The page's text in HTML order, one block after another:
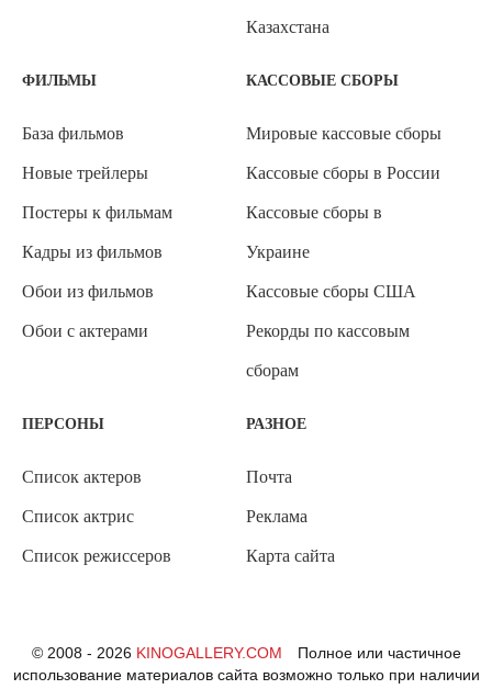
Казахстана
ФИЛЬМЫ
База фильмов
Новые трейлеры
Постеры к фильмам
Кадры из фильмов
Обои из фильмов
Обои с актерами
КАССОВЫЕ СБОРЫ
Мировые кассовые сборы
Кассовые сборы в России
Кассовые сборы в
Украине
Кассовые сборы США
Рекорды по кассовым
сборам
ПЕРСОНЫ
Список актеров
Список актрис
Список режиссеров
РАЗНОЕ
Почта
Реклама
Карта сайта
© 2008 - 2026 KINOGALLERY.COM
Полное или частичное
использование материалов сайта возможно только при наличии